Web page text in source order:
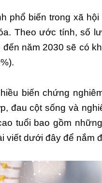
phổ biến trong xã
Theo ước tính, số
năm 2030 sẽ có
biến chứng
đau cột sống và
tuổi bao gồm
viết dưới đây để nắm